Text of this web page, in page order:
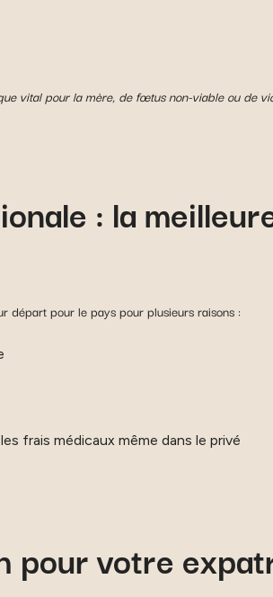
vital pour la mère, de fœtus non-viable ou de
: la
départ pour le pays pour plusieurs raisons :
frais médicaux même dans le privé
pour votre